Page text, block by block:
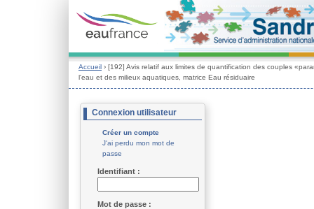
Accueil › [192] Avis relatif aux limites de quantification des couples
l'eau et des milieux aquatiques, matrice Eau résiduaire
Connexion utilisateur
Créer un compte
J'ai perdu mon mot de
passe
Identifiant :
Mot de passe :